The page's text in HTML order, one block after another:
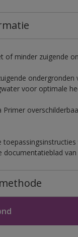
of minder zuigende
ondergronden
voor optimale
Primer
documentatieblad